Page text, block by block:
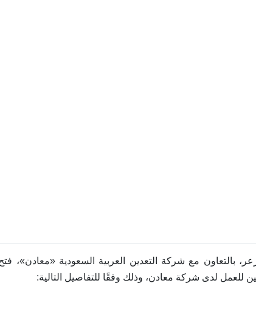
بالتعاون مع شركة التعدين العربية السعودية «معادن»،
للعمل لدى شركة معادن، وذلك وفقًا للتفاصيل التالية: